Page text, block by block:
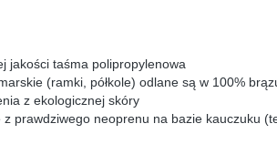
jakości taśma polipropylenowa
(ramki, półkole) odlane są w 100%
z ekologicznej skóry
z prawdziwego neoprenu na bazie kauczuku